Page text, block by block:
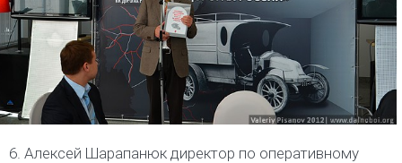
6. Алексей Шарапанюк директор по оперативному